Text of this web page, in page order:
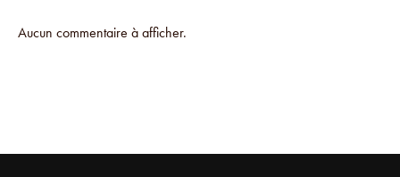
Aucun commentaire à afficher.